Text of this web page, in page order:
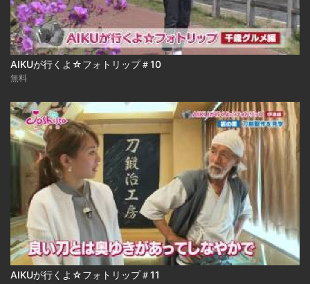
AIKUが行くよ☆フォトリップ＃10
無料
AIKUが行くよ☆フォトリップ＃11